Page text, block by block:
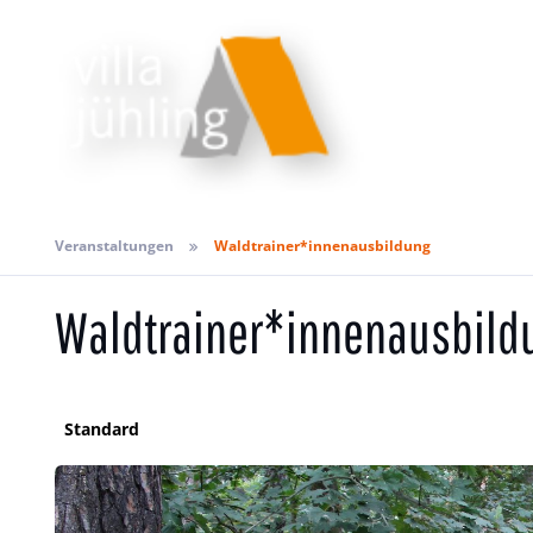
Veranstaltungen Waldtrainer*innenausbildung
Standard